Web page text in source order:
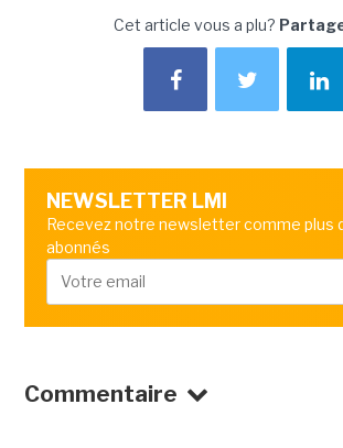
Cet article vous a plu?
NEWSLETTER LMI
Recevez notre newsletter comme plus
abonnés
Commentaire